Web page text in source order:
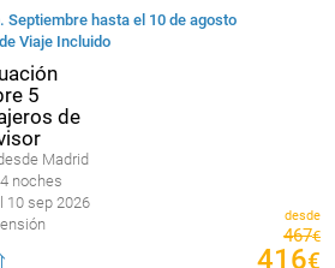
Septiembre hasta el 10 de agosto
Viaje Incluido
Madrid
noches
10 sep 2026
desde
467€
416€